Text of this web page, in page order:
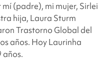
(padre), mi mujer, Sirlei
hija, Laura Sturm
Trastorno Global del
años. Hoy Laurinha
años.